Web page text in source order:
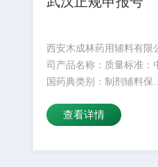
西安木成林药用辅料有限
司产品名称：质量标准：
国药典类别：制剂辅料保质
规格：25kg产品名字：主
水溶性：是适用掺量：8
查看详情